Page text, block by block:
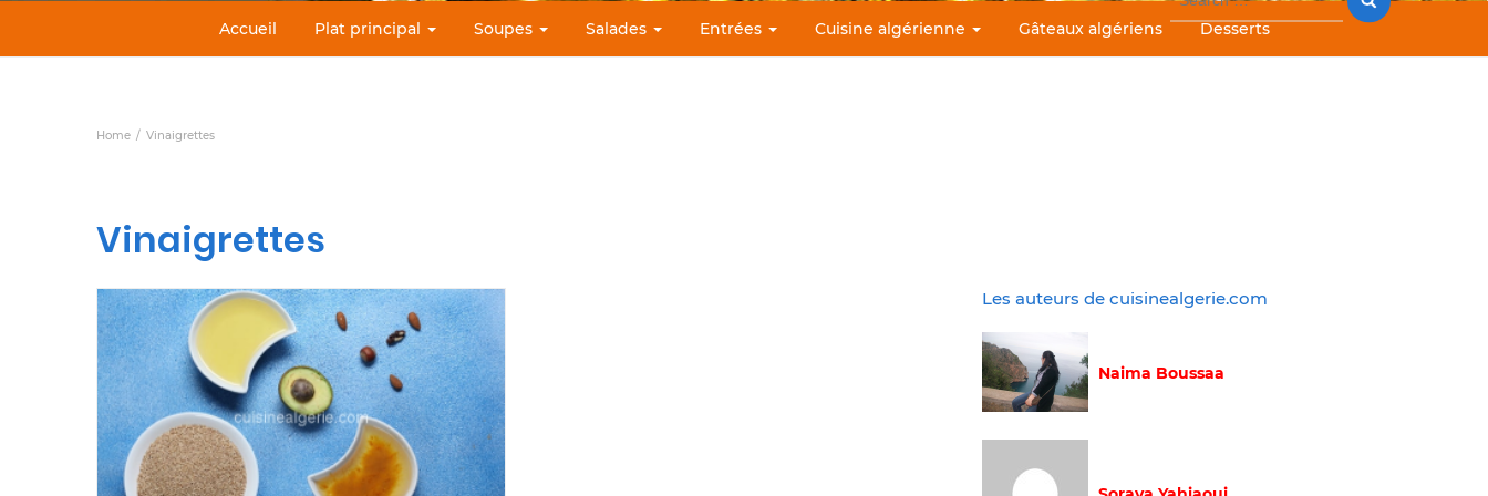
Accueil Plat principal Soupes Salades Entrées Cuisine algérienne Gâteaux algériens Desserts
Home Vinaigrettes
Vinaigrettes
Les auteurs de cuisinealgerie.com
Naima Boussaa